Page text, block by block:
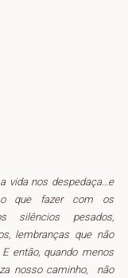
vida nos despedaça…e
que fazer com os
silêncios pesados,
lembranças que não
então, quando menos
nosso caminho,  não